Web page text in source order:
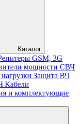
Каталог
GSM, 3G
мощности СВЧ
Защита ВЧ
Кабели
и комплектующие